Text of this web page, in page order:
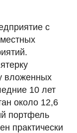
с
вложенных
10 лет
около 12,6
портфель
практически